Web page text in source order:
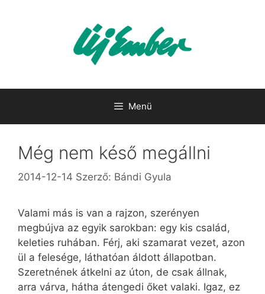
Menü
Még nem késő megállni
2014-12-14 Szerző: Bándi Gyula
Valami más is van a rajzon, szerényen
megbújva az egyik sarokban: egy kis család,
keleties ruhában. Férj, aki szamarat vezet, azon
ül a felesége, láthatóan áldott állapotban.
Szeretnének átkelni az úton, de csak állnak,
arra várva, hátha átengedi őket valaki. Igaz, ez